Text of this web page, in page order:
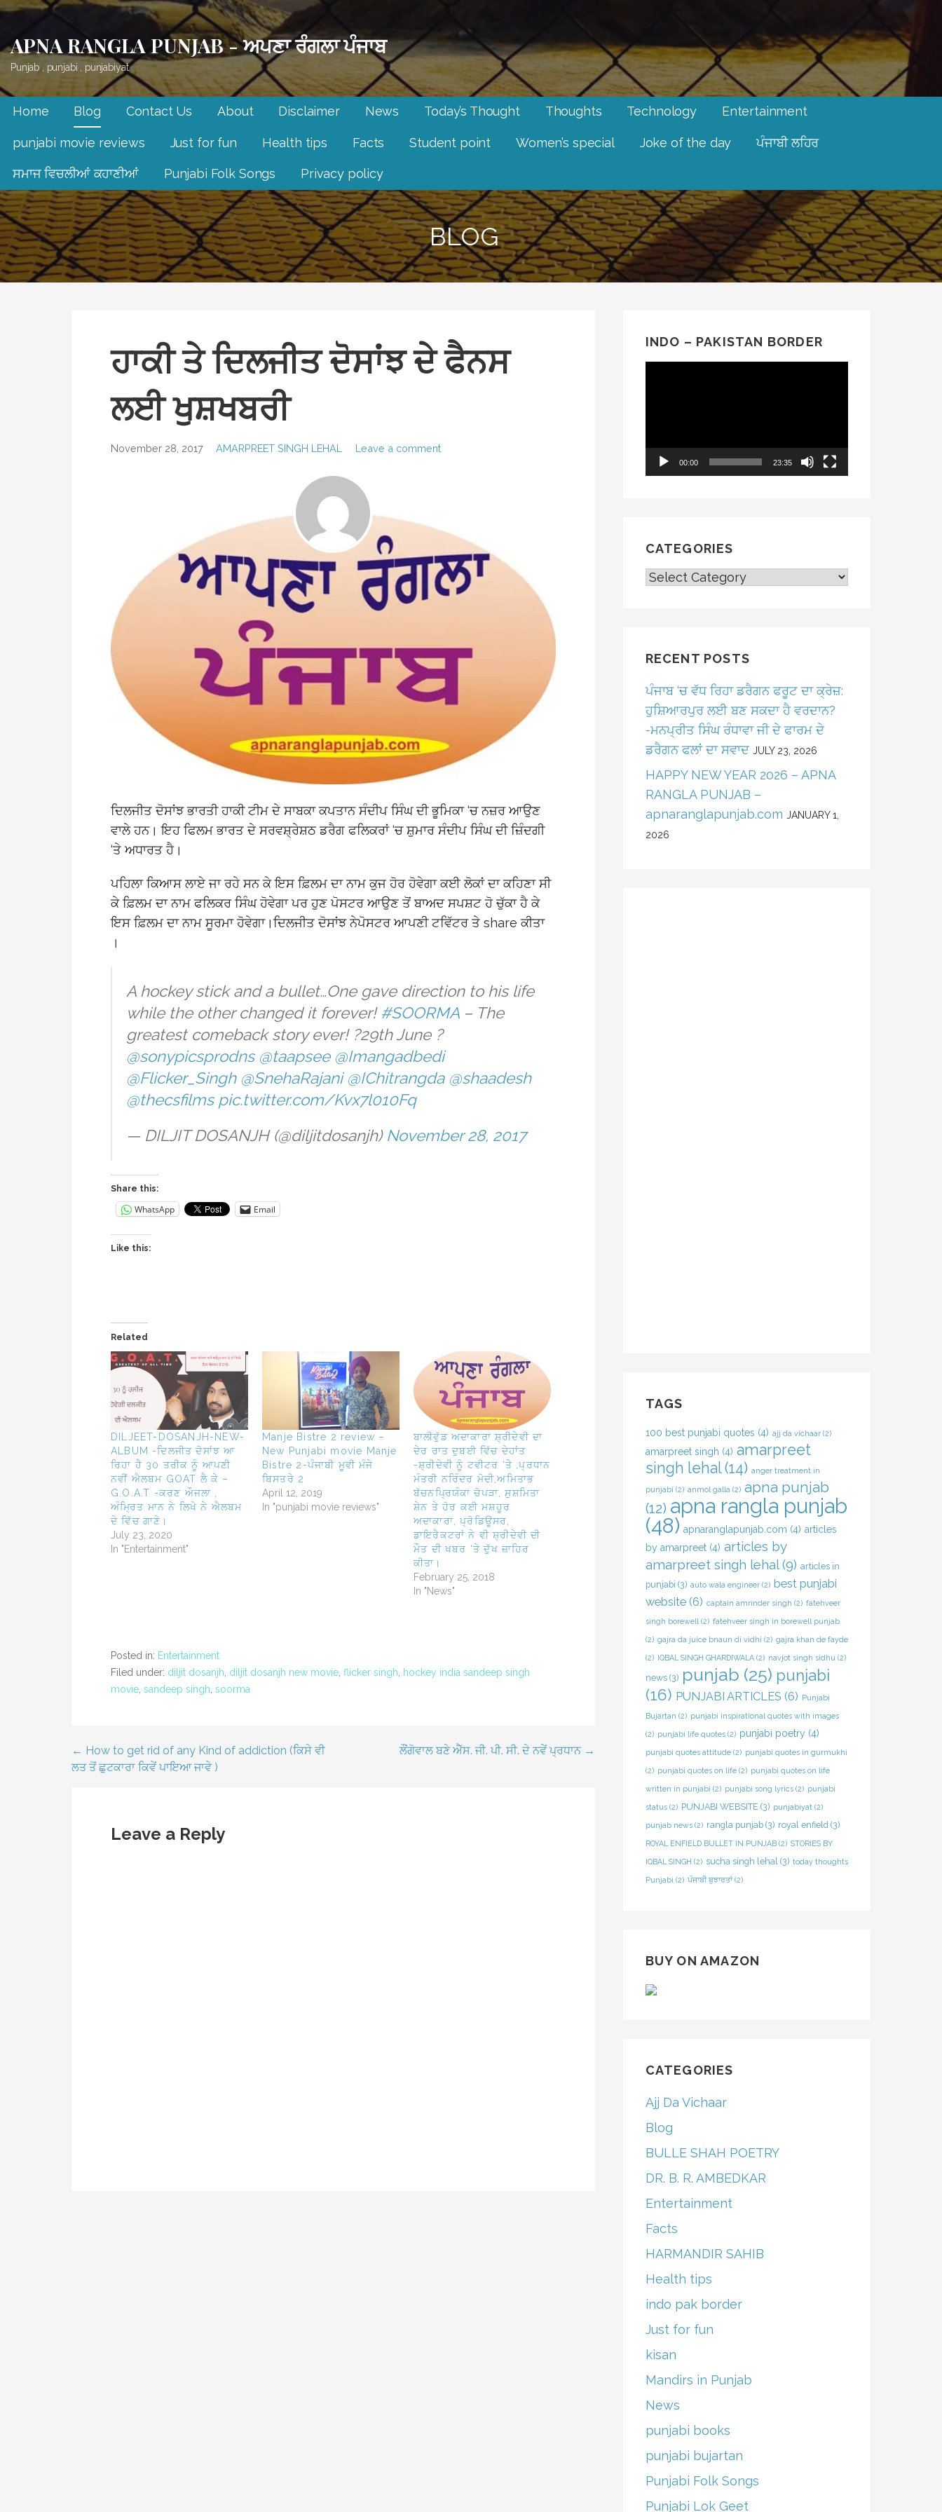
Skip
content
APNA RANGLA PUNJAB - ਅਪਣਾ ਰੰਗਲਾ ਪੰਜਾਬ
Punjab , punjabi , punjabiyat.
Home Blog Contact Us About Disclaimer News Today’s Thought Thoughts Technology Entertainment
punjabi movie reviews Just for fun Health tips Facts Student point Women’s special Joke of the day ਪੰਜਾਬੀ ਲਹਿਰ
ਸਮਾਜ ਵਿਚਲੀਆਂ ਕਹਾਣੀਆਂ Punjabi Folk Songs Privacy policy
BLOG
ਹਾਕੀ ਤੇ ਦਿਲਜੀਤ ਦੋਸਾਂਝ ਦੇ ਫੈਨਸ
ਲਈ ਖੁਸ਼ਖਬਰੀ
November 28, 2017 AMARPREET SINGH LEHAL Leave a comment
ਦਿਲਜੀਤ ਦੋਸਾਂਝ ਭਾਰਤੀ ਹਾਕੀ ਟੀਮ ਦੇ ਸਾਬਕਾ ਕਪਤਾਨ ਸੰਦੀਪ ਸਿੰਘ ਦੀ ਭੂਮਿਕਾ ‘ਚ ਨਜ਼ਰ ਆਉਣ
ਵਾਲੇ ਹਨ। ਇਹ ਫਿਲਮ ਭਾਰਤ ਦੇ ਸਰਵਸ਼੍ਰੇਸ਼ਠ ਡਰੈਗ ਫਲਿਕਰਾਂ ‘ਚ ਸ਼ੁਮਾਰ ਸੰਦੀਪ ਸਿੰਘ ਦੀ ਜ਼ਿੰਦਗੀ
‘ਤੇ ਅਧਾਰਤ ਹੈ।
ਪਹਿਲਾ ਕਿਆਸ ਲਾਏ ਜਾ ਰਹੇ ਸਨ ਕੇ ਇਸ ਫ਼ਿਲਮ ਦਾ ਨਾਮ ਕੁਜ ਹੋਰ ਹੋਵੇਗਾ ਕਈ ਲੋਕਾਂ ਦਾ ਕਹਿਣਾ ਸੀ
ਕੇ ਫ਼ਿਲਮ ਦਾ ਨਾਮ ਫਲਿਕਰ ਸਿੰਘ ਹੋਵੇਗਾ ਪਰ ਹੁਣ ਪੋਸਟਰ ਆਉਣ ਤੋਂ ਬਾਅਦ ਸਪਸ਼ਟ ਹੋ ਚੁੱਕਾ ਹੈ ਕੇ
ਇਸ ਫ਼ਿਲਮ ਦਾ ਨਾਮ ਸੂਰਮਾ ਹੋਵੇਗਾ।ਦਿਲਜੀਤ ਦੋਸਾਂਝ ਨੇਪੋਸਟਰ ਆਪਣੀ ਟਵਿੱਟਰ ਤੇ share ਕੀਤਾ
।
A hockey stick and a bullet…One gave direction to his life
while the other changed it forever! #SOORMA– The
greatest comeback story ever! ?29th June ?
@sonypicsprodns @taapsee @Imangadbedi
@Flicker_Singh @SnehaRajani @IChitrangda @shaadesh
@thecsfilms pic.twitter.com/Kvx7l010Fq
— DILJIT DOSANJH (@diljitdosanjh) November 28, 2017
Share this:
WhatsApp Email
Like this:
Related
DILJEET-DOSANJH-NEW-
ALBUM -ਦਿਲਜੀਤ ਦੋਸਾਂਝ ਆ
ਰਿਹਾ ਹੈ 30 ਤਰੀਕ ਨੂੰ ਆਪਣੀ
ਨਵੀਂ ਐਲਬਮ GOAT ਲੈ ਕੇ –
G.O.A.T -ਕਰਣ ਔਜਲਾ ,
ਅੰਮ੍ਰਿਤ ਮਾਨ ਨੇ ਲਿਖੇ ਨੇ ਐਲਬਮ
ਦੇ ਵਿੱਚ ਗਾਣੇ।
July 23, 2020
In "Entertainment"
Manje Bistre 2 review –
New Punjabi movie Manje
Bistre 2-ਪੰਜਾਬੀ ਮੂਵੀ ਮੰਜੇ
ਬਿਸਤਰੇ 2
April 12, 2019
In "punjabi movie reviews"
ਬਾਲੀਵੁੱਡ ਅਦਾਕਾਰਾ ਸ਼੍ਰੀਦੇਵੀ ਦਾ
ਦੇਰ ਰਾਤ ਦੁਬਈ ਵਿੱਚ ਦੇਹਾਂਤ
-ਸ਼੍ਰੀਦੇਵੀ ਨੂੰ ਟਵੀਟਰ ‘ਤੇ ,ਪ੍ਰਧਾਨ
ਮੰਤਰੀ ਨਰਿੰਦਰ ਮੋਦੀ,ਅਮਿਤਾਭ
ਬੱਚਨਪ੍ਰਿਯੰਕਾ ਚੋਪੜਾ, ਸੁਸ਼ਮਿਤਾ
ਸ਼ੇਨ ਤੇ ਹੋਰ ਕਈ ਮਸ਼ਹੂਰ
ਅਦਾਕਾਰਾ, ਪ੍ਰੋਡਿਊਸਰ,
ਡਾਇਰੈਕਟਰਾਂ ਨੇ ਵੀ ਸ਼੍ਰੀਦੇਵੀ ਦੀ
ਮੌਤ ਦੀ ਖਬਰ ‘ਤੇ ਦੁੱਖ ਜ਼ਾਹਿਰ
ਕੀਤਾ।
February 25, 2018
In "News"
Posted in: Entertainment
Filed under: diljit dosanjh, diljit dosanjh new movie, flicker singh, hockey india sandeep singh
movie, sandeep singh, soorma
Post
← How to get rid of any Kind of addiction (ਕਿਸੇ ਵੀ
ਲਤ ਤੋਂ ਛੁਟਕਾਰਾ ਕਿਵੇਂ ਪਾਇਆ ਜਾਵੇ )
ਲੌਂਗੋਵਾਲ ਬਣੇ ਐੱਸ. ਜੀ. ਪੀ. ਸੀ. ਦੇ ਨਵੇਂ ਪ੍ਰਧਾਨ →
Leave a Reply
INDO – PAKISTAN BORDER
00:00 23:35
CATEGORIES
CATEGORIES
RECENT POSTS
ਪੰਜਾਬ ‘ਚ ਵੱਧ ਰਿਹਾ ਡਰੈਗਨ ਫਰੂਟ ਦਾ ਕ੍ਰੇਜ਼:
ਹੁਸ਼ਿਆਰਪੁਰ ਲਈ ਬਣ ਸਕਦਾ ਹੈ ਵਰਦਾਨ?
-ਮਨਪ੍ਰੀਤ ਸਿੰਘ ਰੰਧਾਵਾ ਜੀ ਦੇ ਫਾਰਮ ਦੇ
ਡਰੈਗਨ ਫਲਾਂ ਦਾ ਸਵਾਦ JULY 23, 2026
HAPPY NEW YEAR 2026 – APNA
RANGLA PUNJAB –
apnaranglapunjab.com JANUARY 1,
2026
TAGS
100 best punjabi quotes (4) ajj da vichaar(2)
amarpreet singh (4) amarpreet
singh lehal(14) anger treatment in
punjabi (2) anmol galla (2) apna punjab
(12) apna rangla punjab
(48) apnaranglapunjab.com (4) articles
by amarpreet(4) articles by
amarpreet singh lehal(9) articles in
punjabi (3) auto wala engineer(2) best punjabi
website(6) captain amrinder singh (2) fatehveer
singh borewell (2) fatehveer singh in borewell punjab
(2) gajra da juice bnaun di vidhi (2) gajra khan de fayde
(2) IQBAL SINGH GHARDIWALA(2) navjot singh sidhu (2)
news(3) punjab (25) punjabi
(16) PUNJABI ARTICLES (6) Punjabi
Bujartan (2) punjabi inspirational quotes with images
(2) punjabi life quotes(2) punjabi poetry(4)
punjabi quotes attitude(2) punjabi quotes in gurmukhi
(2) punjabi quotes on life(2) punjabi quotes on life
written in punjabi (2) punjabi song lyrics(2) punjabi
status(2) PUNJABI WEBSITE (3) punjabiyat (2)
punjab news(2) rangla punjab(3) royal enfield (3)
ROYAL ENFIELD BULLET IN PUNJAB(2) STORIES BY
IQBAL SINGH (2) sucha singh lehal (3) today thoughts
Punjabi (2) ਪੰਜਾਬੀ ਬੁਝਾਰਤਾਂ(2)
BUY ON AMAZON
CATEGORIES
Ajj Da Vichaar
Blog
BULLE SHAH POETRY
DR. B. R. AMBEDKAR
Entertainment
Facts
HARMANDIR SAHIB
Health tips
indo pak border
Just for fun
kisan
Mandirs in Punjab
News
punjabi books
punjabi bujartan
Punjabi Folk Songs
Punjabi Lok Geet